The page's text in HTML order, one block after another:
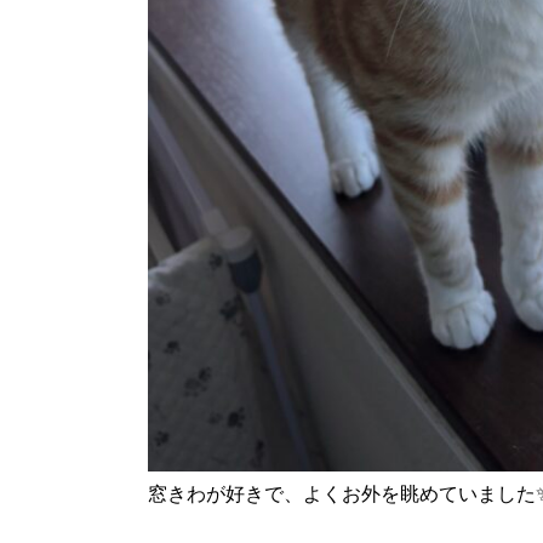
窓きわが好きで、よくお外を眺めていました